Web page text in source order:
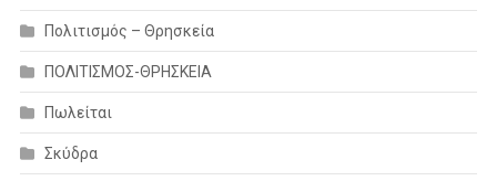
Πολιτισμός – Θρησκεία
ΠΟΛΙΤΙΣΜΟΣ-ΘΡΗΣΚΕΙΑ
Πωλείται
Σκύδρα